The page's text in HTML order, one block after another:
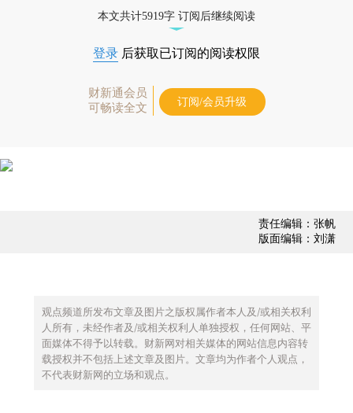
本文共计5919字 订阅后继续阅读
登录 后获取已订阅的阅读权限
财新通会员
可畅读全文
订阅/会员升级
责任编辑：张帆
版面编辑：刘潇
观点频道所发布文章及图片之版权属作者本人及/或相关权利
人所有，未经作者及/或相关权利人单独授权，任何网站、平
面媒体不得予以转载。财新网对相关媒体的网站信息内容转
载授权并不包括上述文章及图片。文章均为作者个人观点，
不代表财新网的立场和观点。